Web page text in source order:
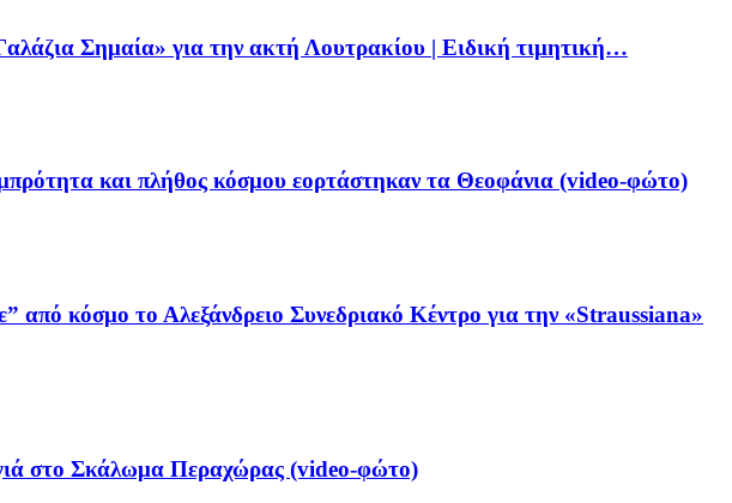
Σημαία» για την ακτή Λουτρακίου | Ειδική τιμητική…
και πλήθος κόσμου εορτάστηκαν τα Θεοφάνια (video-φώτο)
από κόσμο το Αλεξάνδρειο Συνεδριακό Κέντρο για την «Straussiana»
στο Σκάλωμα Περαχώρας (video-φώτο)